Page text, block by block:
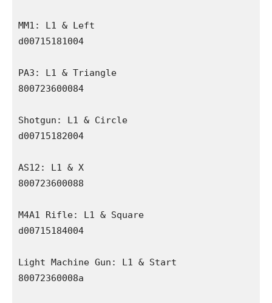
MM1: L1 & Left
d00715181004
PA3: L1 & Triangle
800723600084
Shotgun: L1 & Circle
d00715182004
AS12: L1 & X
800723600088
M4A1 Rifle: L1 & Square
d00715184004
Light Machine Gun: L1 & Start
80072360008a